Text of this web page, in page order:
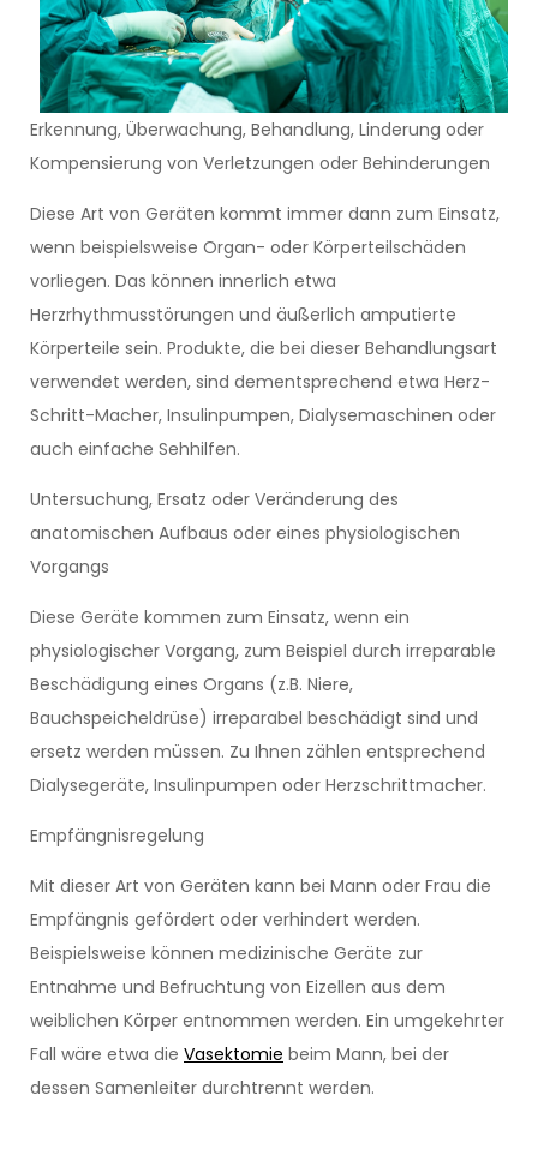
Erkennung, Überwachung, Behandlung, Linderung oder
Kompensierung von Verletzungen oder Behinderungen
Diese Art von Geräten kommt immer dann zum Einsatz,
wenn beispielsweise Organ- oder Körperteilschäden
vorliegen. Das können innerlich etwa
Herzrhythmusstörungen und äußerlich amputierte
Körperteile sein. Produkte, die bei dieser Behandlungsart
verwendet werden, sind dementsprechend etwa Herz-
Schritt-Macher, Insulinpumpen, Dialysemaschinen oder
auch einfache Sehhilfen.
Untersuchung, Ersatz oder Veränderung des
anatomischen Aufbaus oder eines physiologischen
Vorgangs
Diese Geräte kommen zum Einsatz, wenn ein
physiologischer Vorgang, zum Beispiel durch irreparable
Beschädigung eines Organs (z.B. Niere,
Bauchspeicheldrüse) irreparabel beschädigt sind und
ersetz werden müssen. Zu Ihnen zählen entsprechend
Dialysegeräte, Insulinpumpen oder Herzschrittmacher.
Empfängnisregelung
Mit dieser Art von Geräten kann bei Mann oder Frau die
Empfängnis gefördert oder verhindert werden.
Beispielsweise können medizinische Geräte zur
Entnahme und Befruchtung von Eizellen aus dem
weiblichen Körper entnommen werden. Ein umgekehrter
Fall wäre etwa die Vasektomie beim Mann, bei der
dessen Samenleiter durchtrennt werden.